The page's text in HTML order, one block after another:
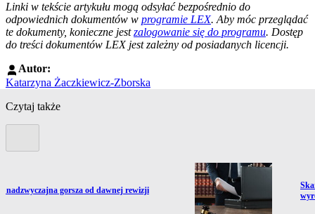
Linki w tekście artykułu mogą odsyłać bezpośrednio do
odpowiednich dokumentów w programie LEX. Aby móc przeglądać
te dokumenty, konieczne jestzalogowanie się do programu. Dostęp
do treści dokumentów LEX jest zależny od posiadanych licencji.
Autor:
Katarzyna Żaczkiewicz-Zborska
Czytaj także
do artykułu:
nadzwyczajna gorsza od dawnej rewizji